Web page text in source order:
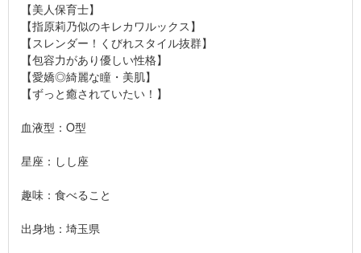
【美人保育士】
【指原莉乃似のキレカワルックス】
【スレンダー！くびれスタイル抜群】
【包容力があり優しい性格】
【愛嬌◎綺麗な瞳・美肌】
【ずっと癒されていたい！】
血液型：O型
星座：しし座
趣味：食べること
出身地：埼玉県